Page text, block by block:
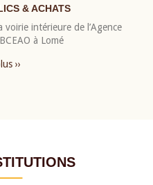
& ACHATS
intérieure de l’Agence
à Lomé
››